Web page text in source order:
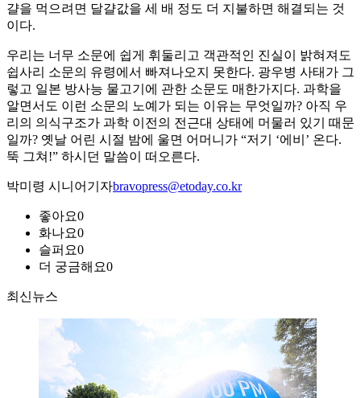
걀을 먹으려면 달걀값을 세 배 정도 더 지불하면 해결되는 것
이다.
우리는 너무 소문에 쉽게 휘둘리고 객관적인 진실이 밝혀져도
쉽사리 소문의 유령에서 빠져나오지 못한다. 광우병 사태가 그
렇고 일본 방사능 물고기에 관한 소문도 매한가지다. 과학을
알면서도 이런 소문의 노예가 되는 이유는 무엇일까? 아직 우
리의 의식구조가 과학 이전의 전근대 상태에 머물러 있기 때문
일까? 옛날 어린 시절 밤에 울면 어머니가 “저기 ‘에비’ 온다.
뚝 그쳐!” 하시던 말씀이 떠오른다.
박미령 시니어기자bravopress@etoday.co.kr
좋아요0
화나요0
슬퍼요0
더 궁금해요0
최신뉴스